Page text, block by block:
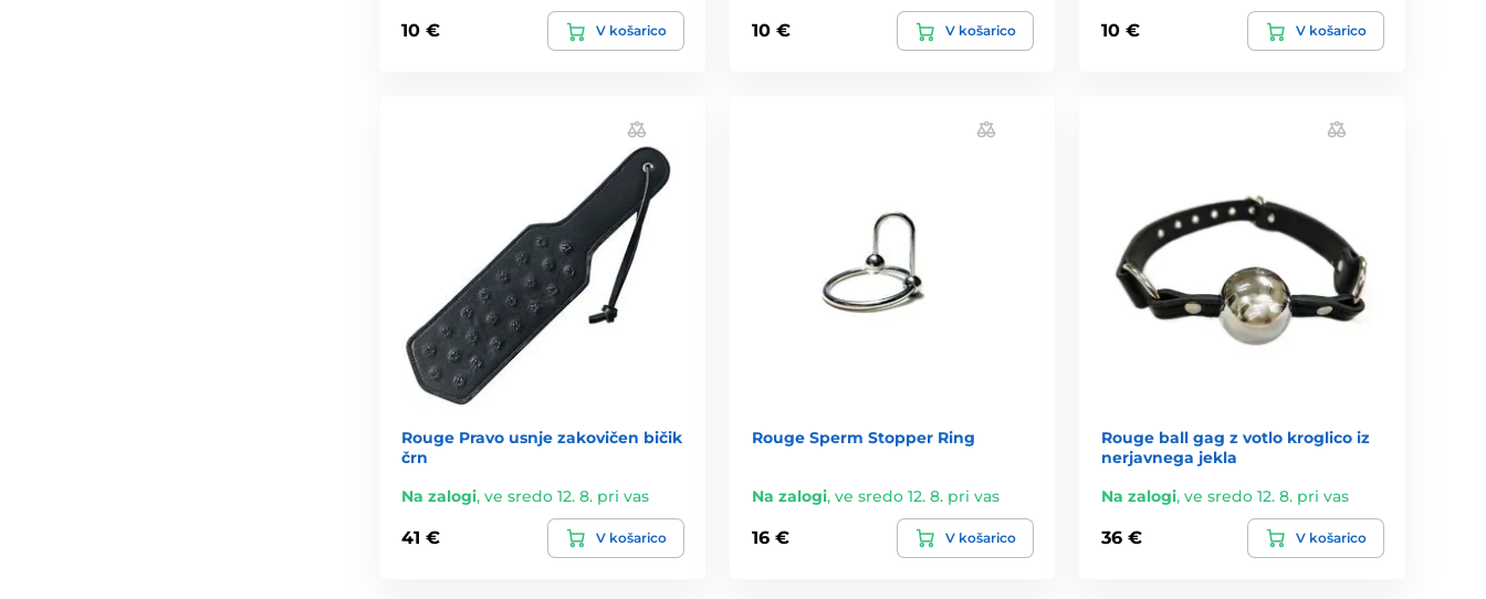
10 € V košarico 10 € V košarico 10 € V košarico
Rouge Pravo usnje zakovičen bičik
črn
Na zalogi, ve sredo 12. 8. pri vas
41 € V košarico
Rouge Sperm Stopper Ring
Na zalogi, ve sredo 12. 8. pri vas
16 € V košarico
Rouge ball gag z votlo kroglico iz
nerjavnega jekla
Na zalogi,ve sredo 12. 8. pri vas
36 € V košarico